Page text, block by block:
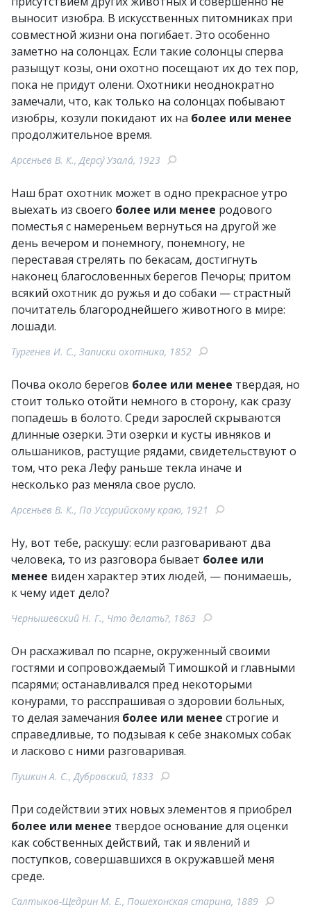
выносит изюбра. В искусственных питомниках при
совместной жизни она погибает. Это особенно
заметно на солонцах. Если такие солонцы сперва
разыщут козы, они охотно посещают их до тех пор,
пока не придут олени. Охотники неоднократно
замечали, что, как только на солонцах побывают
изюбры, козули покидают их на более или менее
продолжительное время.
Арсеньев В. К., Дерсу́ Узала́, 1923
Наш брат охотник может в одно прекрасное утро
выехать из своего более или менее родового
поместья с намереньем вернуться на другой же
день вечером и понемногу, понемногу, не
переставая стрелять по бекасам, достигнуть
наконец благословенных берегов Печоры; притом
всякий охотник до ружья и до собаки — страстный
почитатель благороднейшего животного в мире:
лошади.
Тургенев И. С., Записки охотника, 1852
Почва около берегов более или менее твердая, но
стоит только отойти немного в сторону, как сразу
попадешь в болото. Среди зарослей скрываются
длинные озерки. Эти озерки и кусты ивняков и
ольшаников, растущие рядами, свидетельствуют о
том, что река Лефу раньше текла иначе и
несколько раз меняла свое русло.
Арсеньев В. К., По Уссурийскому краю, 1921
Ну, вот тебе, раскушу: если разговаривают два
человека, то из разговора бывает более или
менее виден характер этих людей, — понимаешь,
к чему идет дело?
Чернышевский Н. Г., Что делать?, 1863
Он расхаживал по псарне, окруженный своими
гостями и сопровождаемый Тимошкой и главными
псарями; останавливался пред некоторыми
конурами, то расспрашивая о здоровии больных,
то делая замечания более или менее строгие и
справедливые, то подзывая к себе знакомых собак
и ласково с ними разговаривая.
Пушкин А. С., Дубровский, 1833
При содействии этих новых элементов я приобрел
более или менее твердое основание для оценки
как собственных действий, так и явлений и
поступков, совершавшихся в окружавшей меня
среде.
Салтыков-Щедрин М. Е., Пошехонская старина, 1889